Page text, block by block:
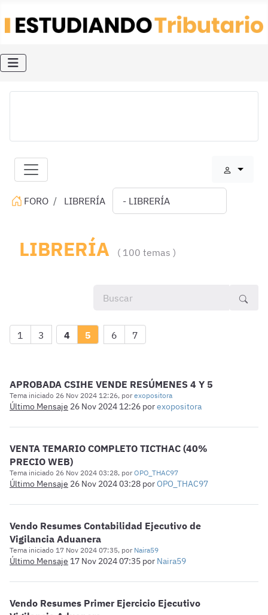
FORO LIBRERÍA
LIBRERÍA 100 temas
1 3 4 5 6 7
APROBADA CSIHE VENDE RESÚMENES 4 Y 5
Tema iniciado 26 Nov 2024 12:26, porexopositora
Último Mensaje 26 Nov 2024 12:26 porexopositora
VENTA TEMARIO COMPLETO TICTHAC (40%
PRECIO WEB)
Tema iniciado 26 Nov 2024 03:28, porOPO_THAC97
Último Mensaje 26 Nov 2024 03:28 porOPO_THAC97
Vendo Resumes Contabilidad Ejecutivo de
Vigilancia Aduanera
Tema iniciado 17 Nov 2024 07:35, por Naira59
Último Mensaje 17 Nov 2024 07:35 por Naira59
Vendo Resumes Primer Ejercicio Ejecutivo